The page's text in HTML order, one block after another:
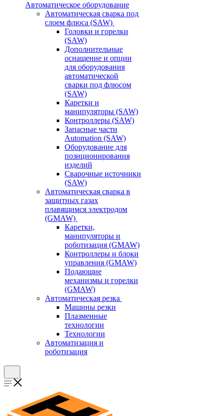
Автоматическое оборудование
Автоматическая сварка под
слоем флюса (SAW)
Головки и горелки
(SAW)
Дополнительные
оснащение и опции
для оборудования
автоматической
сварки под флюсом
(SAW)
Каретки и
манипуляторы (SAW)
Контроллеры (SAW)
Запасные части
Automation (SAW)
Оборудование для
позиционирования
изделий
Сварочные источники
(SAW)
Автоматическая сварка в
защитных газах
плавящимся электродом
(GMAW)
Каретки,
манипуляторы и
роботизация (GMAW)
Контроллеры и блоки
управления (GMAW)
Подающие
механизмы и горелки
(GMAW)
Автоматическая резка
Машины резки
Плазменные
технологии
Технологии
Автоматизация и
роботизация